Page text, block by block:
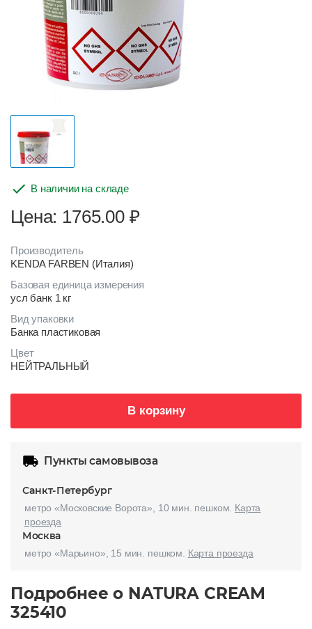
В наличии на складе
Цена: 1765.00 ₽
Производитель
KENDA FARBEN (Италия)
Базовая единица измерения
усл банк 1 кг
Вид упаковки
Банка пластиковая
Цвет
НЕЙТРАЛЬНЫЙ
В корзину
Пункты самовывоза
Санкт-Петербург
метро «Московские Ворота», 10 мин. пешком. Карта
проезда
Москва
метро «Марьино», 15 мин. пешком. Карта проезда
Подробнее о NATURA CREAM
325410